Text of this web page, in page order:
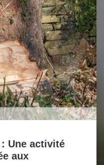
: Une activité
aux